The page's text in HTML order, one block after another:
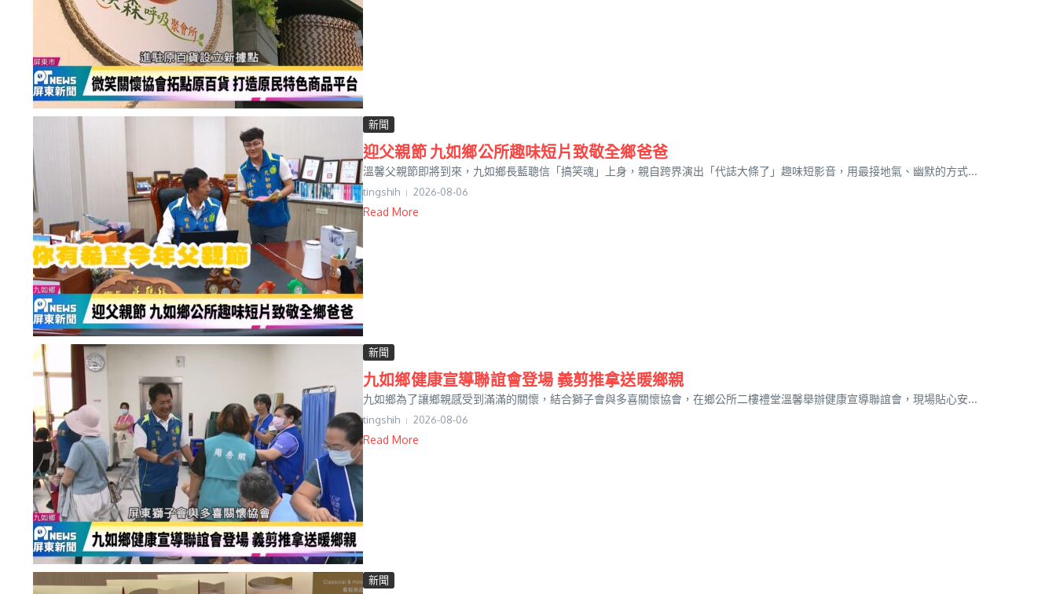
新聞
迎父親節 九如鄉公所趣味短片致敬全鄉爸爸
溫馨父親節即將到來，九如鄉長藍聰信「搞笑魂」上身，親自跨界演出「代誌大條了」趣味短影音，用最接地氣、幽默的方式...
tingshih 2026-08-06
Read More
新聞
九如鄉健康宣導聯誼會登場 義剪推拿送暖鄉親
九如鄉為了讓鄉親感受到滿滿的關懷，結合獅子會與多喜關懷協會，在鄉公所二樓禮堂溫馨舉辦健康宣導聯誼會，現場貼心安...
tingshih 2026-08-06
Read More
新聞